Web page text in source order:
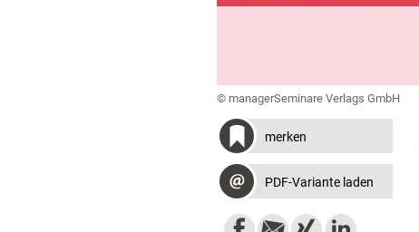
© managerSeminare Verlags GmbH
merken
PDF-Variante laden